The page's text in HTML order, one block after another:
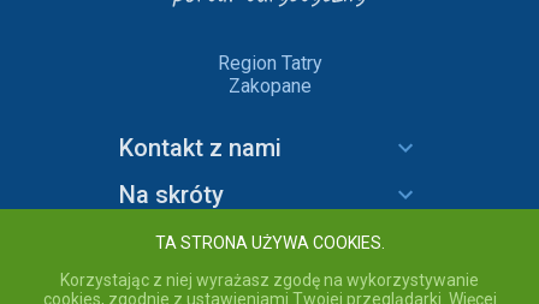
Region Tatry
Zakopane
Kontakt z nami
Na skróty
Informacje
TA STRONA UŻYWA COOKIES.
Korzystając z niej wyrażasz zgodę na wykorzystywanie
cookies, zgodnie z ustawieniami Twojej przeglądarki. Więcej